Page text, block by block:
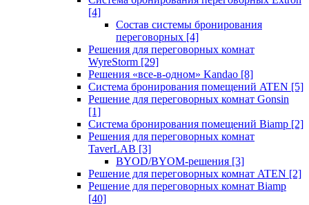
[4]
Состав системы бронирования
переговорных [4]
Решения для переговорных комнат
WyreStorm [29]
Решения «все-в-одном» Kandao [8]
Система бронирования помещений ATEN [5]
Решение для переговорных комнат Gonsin
[1]
Система бронирования помещений Biamp [2]
Решения для переговорных комнат
TaverLAB [3]
BYOD/BYOM-решения [3]
Решение для переговорных комнат ATEN [2]
Решение для переговорных комнат Biamp
[40]